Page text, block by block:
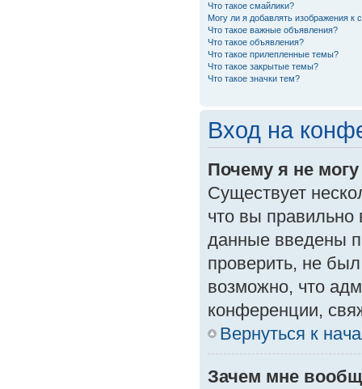
Что такое смайлики?
Могу ли я добавлять изображения к
Что такое важные объявления?
Что такое объявления?
Что такое прилепленные темы?
Что такое закрытые темы?
Что такое значки тем?
Вход на
Почему я не
Существует
что вы правильно
данные введены
проверить, не
возможно, что
конференции,
Вернуться к
Зачем мне